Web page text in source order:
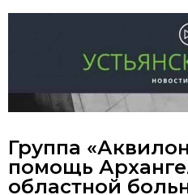
Группа
помощь
областной